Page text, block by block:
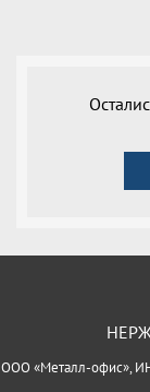
ООО «Металл-офис»,